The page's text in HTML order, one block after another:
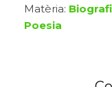
Matèria:
Poesia